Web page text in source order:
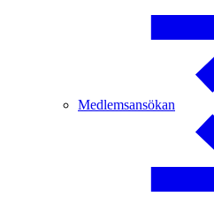
Medlemsansökan